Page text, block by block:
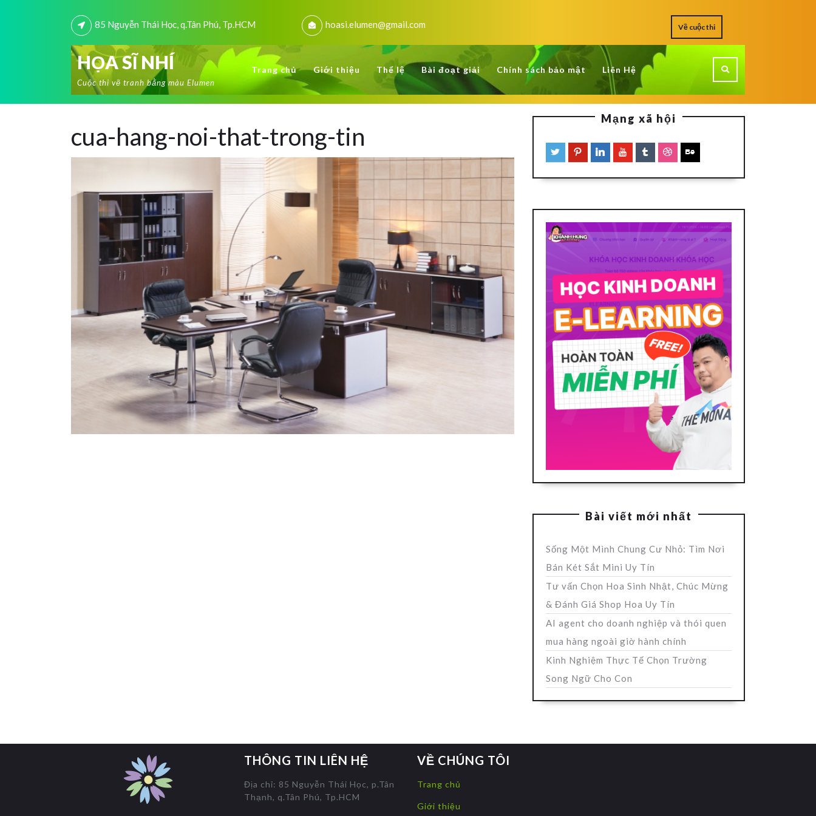
85 Nguyễn Thái Học, q.Tân Phú, Tp.HCM hoasi.elumen@gmail.com Về cuộc thi
HỌA SĨ NHÍ
Cuộc thi vẽ tranh bằng màu Elumen
Trang chủ Giới thiệu Thể lệ Bài đoạt giải Chính sách bảo mật Liên Hệ
cua-hang-noi-that-trong-tin
Mạng xã hội
Bài viết mới nhất
Sống Một Mình Chung Cư Nhỏ: Tìm Nơi
Bán Két Sắt Mini Uy Tín
Tư vấn Chọn Hoa Sinh Nhật, Chúc Mừng
& Đánh Giá Shop Hoa Uy Tín
AI agent cho doanh nghiệp và thói quen
mua hàng ngoài giờ hành chính
Kinh Nghiệm Thực Tế Chọn Trường
Song Ngữ Cho Con
THÔNG TIN LIÊN HỆ
Địa chỉ: 85 Nguyễn Thái Học, p.Tân
Thạnh, q.Tân Phú, Tp.HCM
VỀ CHÚNG TÔI
Trang chủ
Giới thiệu